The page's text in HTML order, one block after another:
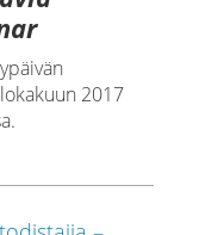
2017